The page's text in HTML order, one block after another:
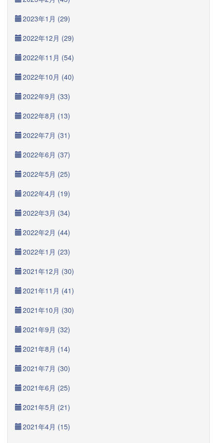
2023年1月 (29)
2022年12月 (29)
2022年11月 (54)
2022年10月 (40)
2022年9月 (33)
2022年8月 (13)
2022年7月 (31)
2022年6月 (37)
2022年5月 (25)
2022年4月 (19)
2022年3月 (34)
2022年2月 (44)
2022年1月 (23)
2021年12月 (30)
2021年11月 (41)
2021年10月 (30)
2021年9月 (32)
2021年8月 (14)
2021年7月 (30)
2021年6月 (25)
2021年5月 (21)
2021年4月 (15)